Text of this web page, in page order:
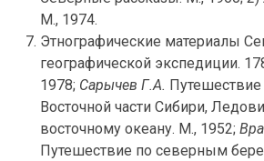
М., 1974.
Этнографические материалы
географической экспедиции.
1978; Сарычев Г.А.
Восточной части Сибири,
восточному океану. М., 1952;
Путешествие по северным